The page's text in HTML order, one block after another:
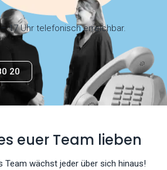
17 Uhr telefonisch erreichbar.
20
euer Team lieben
Team wächst jeder über sich hinaus!